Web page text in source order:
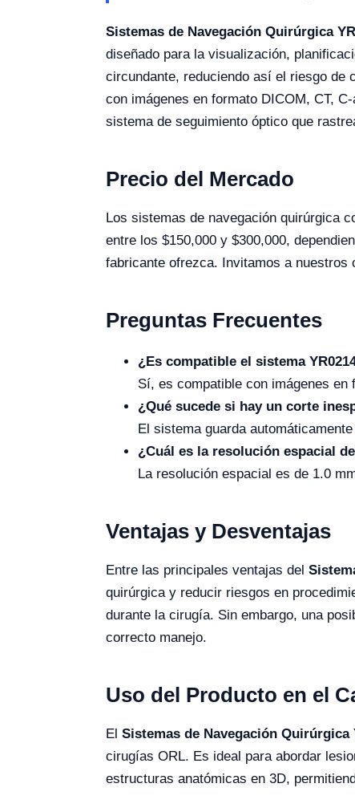
Sistemas de Navegación Quirúrgica
diseñado para la visualización,
circundante, reduciendo así el riesgo de
con imágenes en formato DICOM, CT,
sistema de seguimiento óptico que
Precio del Mercado
Los sistemas de navegación quirúrgica
entre los $150,000 y $300,000,
fabricante ofrezca. Invitamos a
Preguntas Frecuentes
¿Es compatible el sistema
Sí, es compatible con imágenes
¿Qué sucede si hay un corte
El sistema guarda
¿Cuál es la resolución espacial
La resolución espacial es de 1.0
Ventajas y Desventajas
Entre las principales ventajas del
quirúrgica y reducir riesgos en
durante la cirugía. Sin embargo, una
correcto manejo.
Uso del Producto en el
El Sistemas de Navegación Quirúrgica
cirugías ORL. Es ideal para abordar
estructuras anatómicas en 3D,